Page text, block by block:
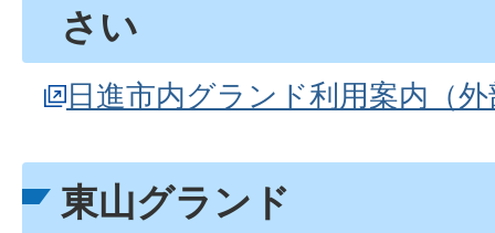
さい
日進市内グランド利用案内（
東山グランド